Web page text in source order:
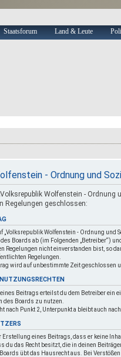
Staatsforum Land & Leute
- Ordnung und
Wolfenstein -
Regelungen geschlossen:
„Volksrepublik Wolfenstein - Ordnung
Boards ab (im Folgenden „Betreiber“)
Regelungen nicht einverstanden bist, so
Regelungen.
wird auf unbestimmte Zeit geschlossen
Beitrags erteilst du dem Betreiber ein
des Boards zu nutzen.
nach Punkt 2, Unterpunkt a bleibt auch
Erstellung eines Beitrags, dass er keine
du das Recht besitzt, die in deinen
übt das Hausrecht aus. Bei